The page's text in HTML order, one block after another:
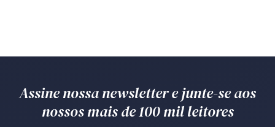
Receba por RSS
Av. Sete de Setembro, 4698
Assine nossa newsletter e junte-se aos
nossos mais de 100 mil leitores